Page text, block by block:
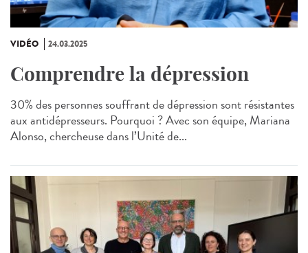
VIDÉO 24.03.2025
Comprendre la dépression
30% des personnes souffrant de dépression sont résistantes
aux antidépresseurs. Pourquoi ? Avec son équipe, Mariana
Alonso, chercheuse dans l’Unité de...